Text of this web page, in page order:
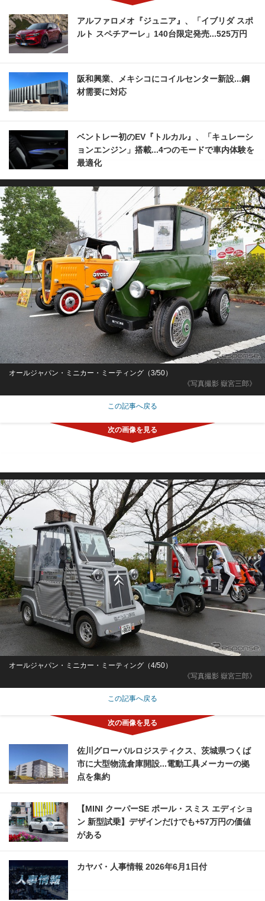
アルファロメオ『ジュニア』、「イブリダ スポ
ルト スペチアーレ」140台限定発売...525万円
阪和興業、メキシコにコイルセンター新設...鋼
材需要に対応
ベントレー初のEV『トルカル』、「キュレーシ
ョンエンジン」搭載...4つのモードで車内体験を
最適化
《写真撮影 嶽宮三郎》
オールジャパン・ミニカー・ミーティング（3/50）
この記事へ戻る
《写真撮影 嶽宮三郎》
オールジャパン・ミニカー・ミーティング（4/50）
この記事へ戻る
佐川グローバルロジスティクス、茨城県つくば
市に大型物流倉庫開設...電動工具メーカーの拠
点を集約
【MINI クーパーSE ポール・スミス エディショ
ン 新型試乗】デザインだけでも+57万円の価値
がある
カヤバ・人事情報 2026年6月1日付